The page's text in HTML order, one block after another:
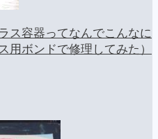
ス容器ってなんでこんなに
用ボンドで修理してみた）